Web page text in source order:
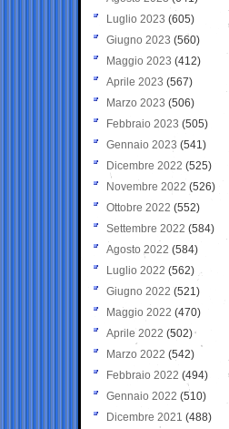
Luglio 2023 (605)
Giugno 2023 (560)
Maggio 2023 (412)
Aprile 2023 (567)
Marzo 2023 (506)
Febbraio 2023 (505)
Gennaio 2023 (541)
Dicembre 2022 (525)
Novembre 2022 (526)
Ottobre 2022 (552)
Settembre 2022 (584)
Agosto 2022 (584)
Luglio 2022 (562)
Giugno 2022 (521)
Maggio 2022 (470)
Aprile 2022 (502)
Marzo 2022 (542)
Febbraio 2022 (494)
Gennaio 2022 (510)
Dicembre 2021 (488)